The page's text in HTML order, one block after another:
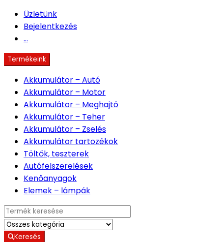
Üzletünk
Bejelentkezés
...
Termékeink
Akkumulátor – Autó
Akkumulátor – Motor
Akkumulátor – Meghajtó
Akkumulátor – Teher
Akkumulátor – Zselés
Akkumulátor tartozékok
Töltők, teszterek
Autófelszerelések
Kenőanyagok
Elemek – lámpák
Search for:
Keresés